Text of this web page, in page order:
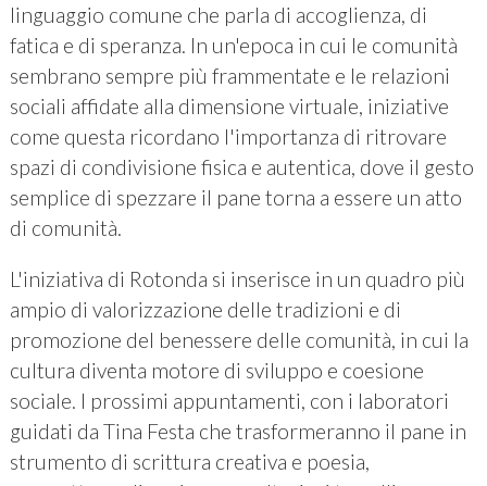
linguaggio comune che parla di accoglienza, di
fatica e di speranza. In un'epoca in cui le comunità
sembrano sempre più frammentate e le relazioni
sociali affidate alla dimensione virtuale, iniziative
come questa ricordano l'importanza di ritrovare
spazi di condivisione fisica e autentica, dove il gesto
semplice di spezzare il pane torna a essere un atto
di comunità.
L'iniziativa di Rotonda si inserisce in un quadro più
ampio di valorizzazione delle tradizioni e di
promozione del benessere delle comunità, in cui la
cultura diventa motore di sviluppo e coesione
sociale. I prossimi appuntamenti, con i laboratori
guidati da Tina Festa che trasformeranno il pane in
strumento di scrittura creativa e poesia,